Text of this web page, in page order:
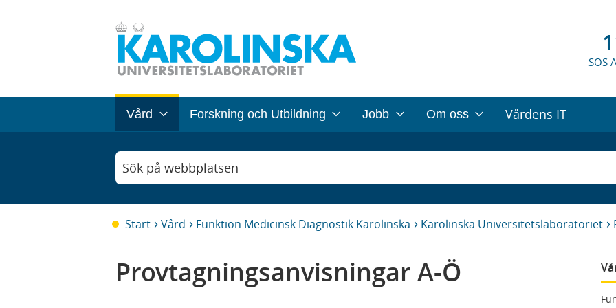
SOS
Vård Forskning och Utbildning Jobb Om oss Vårdens IT
Sök på webbplatsen
Start Vård Funktion Medicinsk Diagnostik Karolinska Karolinska Universitetslaboratoriet
Provtagningsanvisningar A-Ö